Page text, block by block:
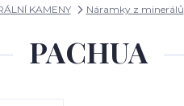
KAMENY Náramky z minerálů
PACHUA